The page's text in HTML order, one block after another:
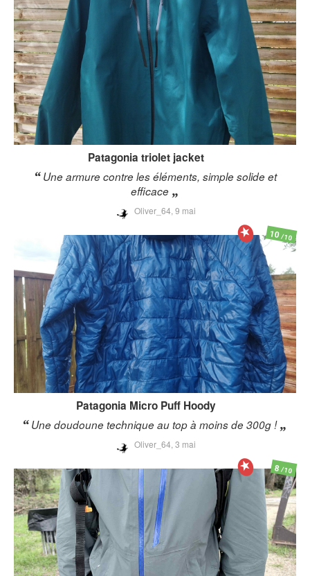
Patagonia triolet jacket
Une armure contre les éléments, simple solide et
efficace
Oliver_64, 9 mai
Patagonia Micro Puff Hoody
Une doudoune technique au top à moins de 300g !
Oliver_64, 3 mai
10/10
8/10